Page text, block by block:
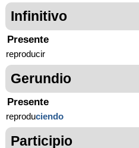
Infinitivo
Presente
reproducir
Gerundio
Presente
reproduciendo
Participio